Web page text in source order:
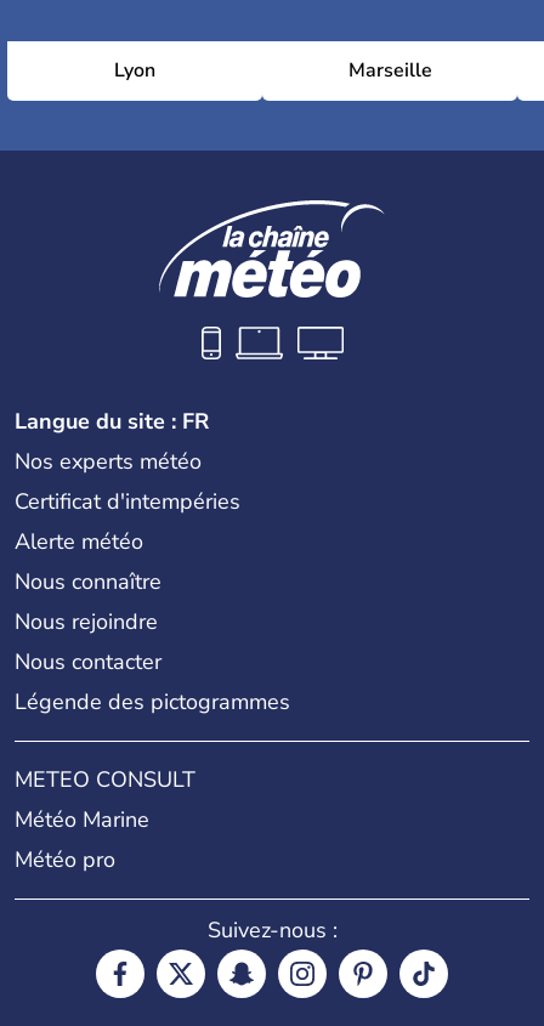
Lyon Marseille
Langue du site : FR
Nos experts météo
Certificat d'intempéries
Alerte météo
Nous connaître
Nous rejoindre
Nous contacter
Légende des pictogrammes
METEO CONSULT
Météo Marine
Météo pro
Suivez-nous :